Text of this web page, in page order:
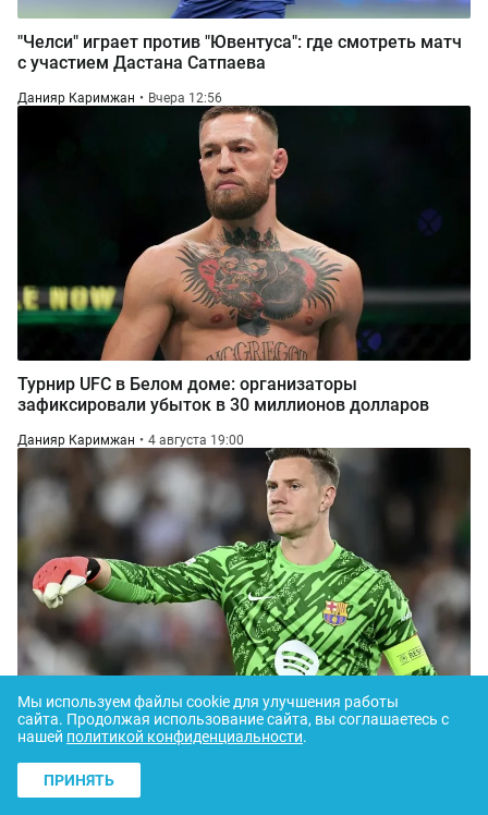
"Челси" играет против "Ювентуса": где смотреть матч
с участием Дастана Сатпаева
Данияр Каримжан Вчера 12:56
Турнир UFC в Белом доме: организаторы
зафиксировали убыток в 30 миллионов долларов
Данияр Каримжан 4 августа 19:00
"Аякс" официально оформил трансфер вратаря
"Барселона"
Данияр Каримжан
Мы используем файлы cookie для улучшения работы
сайта. Продолжая использование сайта, вы соглашаетесь с
нашей политикой конфиденциальности.
ПРИНЯТЬ